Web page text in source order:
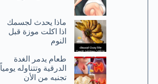
ماذا يحدث لجسمك
اذا اكلت موزة قبل
النوم
طعام يدمر الغدة
الدرقية وتتناوله يومياً
تجنبه من الأن